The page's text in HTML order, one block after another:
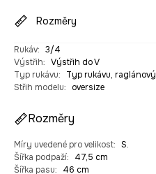
Rozměry
Rukáv: 3/4
Výstřih: Výstřih do V
Typ rukávu:
Typ rukávu, raglánový
Střih modelu: oversize
Rozměry
Míry uvedené pro velikost: S.
Šířka podpaží:
47,5 cm
Šířka pasu: 46 cm